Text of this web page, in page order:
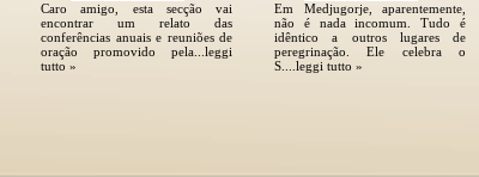
Caro amigo, esta secção vai
encontrar um relato das
conferências anuais e reuniões de
oração promovido pela...leggi
tutto »
Em Medjugorje, aparentemente,
não é nada incomum. Tudo é
idêntico a outros lugares de
peregrinação. Ele celebra o
S....leggi tutto »